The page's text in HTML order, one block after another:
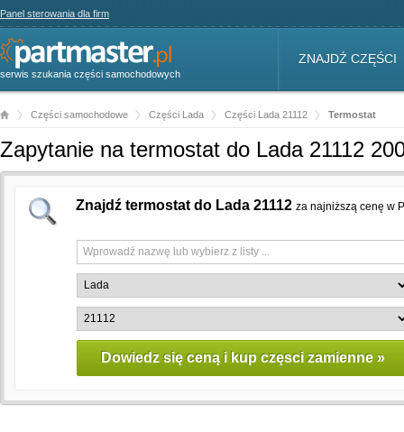
Panel sterowania dla firm
serwis szukania części samochodowych
ZNAJDŹ CZĘŚCI
Części samochodowe Części Lada Części Lada 21112 Termostat
Zapytanie na termostat do Lada 21112
Znajdź termostat do Lada 21112 za najniższą cenę w